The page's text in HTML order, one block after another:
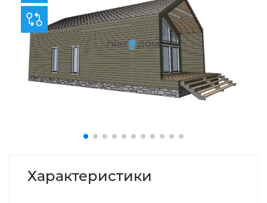
Характеристики